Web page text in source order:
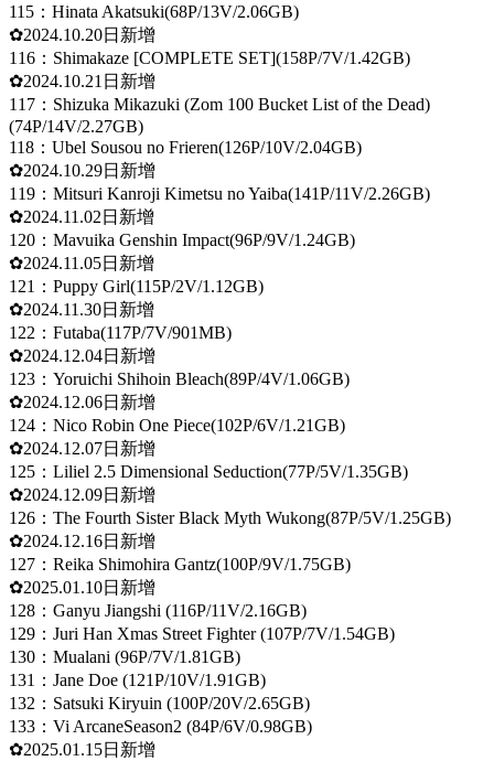
115：Hinata Akatsuki(68P/13V/2.06GB)
✿2024.10.20日新增
116：Shimakaze [COMPLETE SET](158P/7V/1.42GB)
✿2024.10.21日新增
117：Shizuka Mikazuki (Zom 100 Bucket List of the Dead)
(74P/14V/2.27GB)
118：Ubel Sousou no Frieren(126P/10V/2.04GB)
✿2024.10.29日新增
119：Mitsuri Kanroji Kimetsu no Yaiba(141P/11V/2.26GB)
✿2024.11.02日新增
120：Mavuika Genshin Impact(96P/9V/1.24GB)
✿2024.11.05日新增
121：Puppy Girl(115P/2V/1.12GB)
✿2024.11.30日新增
122：Futaba(117P/7V/901MB)
✿2024.12.04日新增
123：Yoruichi Shihoin Bleach(89P/4V/1.06GB)
✿2024.12.06日新增
124：Nico Robin One Piece(102P/6V/1.21GB)
✿2024.12.07日新增
125：Liliel 2.5 Dimensional Seduction(77P/5V/1.35GB)
✿2024.12.09日新增
126：The Fourth Sister Black Myth Wukong(87P/5V/1.25GB)
✿2024.12.16日新增
127：Reika Shimohira Gantz(100P/9V/1.75GB)
✿2025.01.10日新增
128：Ganyu Jiangshi (116P/11V/2.16GB)
129：Juri Han Xmas Street Fighter (107P/7V/1.54GB)
130：Mualani (96P/7V/1.81GB)
131：Jane Doe (121P/10V/1.91GB)
132：Satsuki Kiryuin (100P/20V/2.65GB)
133：Vi ArcaneSeason2 (84P/6V/0.98GB)
✿2025.01.15日新增